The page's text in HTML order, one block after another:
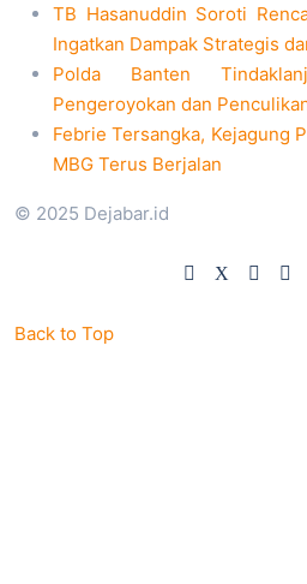
TB Hasanuddin Soroti
Ingatkan Dampak Strategis
Polda Banten
Pengeroyokan dan
Febrie Tersangka, Kejagung
MBG Terus Berjalan
© 2025 Dejabar.id
Back to Top